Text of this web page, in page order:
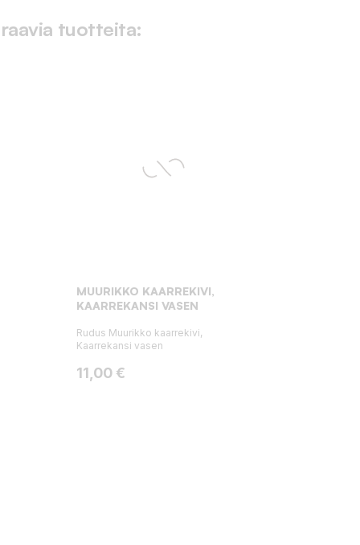
tuotteita:
MUURIKKO KAARREKIVI,
KAARREKANSI VASEN
Rudus Muurikko kaarrekivi,
Kaarrekansi vasen
Hinta
11,00 €